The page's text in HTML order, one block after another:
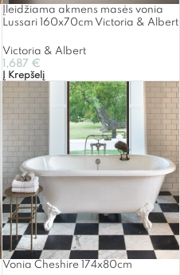
Įleidžiama akmens masės vonia
Lussari 160x70cm Victoria & Albert
Victoria & Albert
1,687 €
Į Krepšelį
Vonia Cheshire 174x80cm